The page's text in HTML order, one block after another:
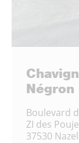
Négron
Boulevard
ZI des
37530